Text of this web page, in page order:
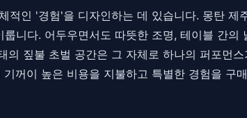
인 '경험'을 디자인하는 데 있습니다. 몽탄 제
니다. 어두우면서도 따뜻한 조명, 테이블 간의
의 짚불 초벌 공간은 그 자체로 하나의 퍼포먼
꺼이 높은 비용을 지불하고 특별한 경험을 구